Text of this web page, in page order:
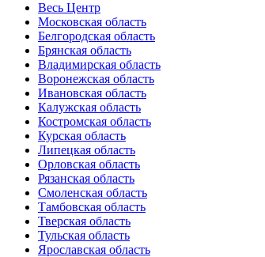
Весь Центр
Московская область
Белгородская область
Брянская область
Владимирская область
Воронежская область
Ивановская область
Калужская область
Костромская область
Курская область
Липецкая область
Орловская область
Рязанская область
Смоленская область
Тамбовская область
Тверская область
Тульская область
Ярославская область